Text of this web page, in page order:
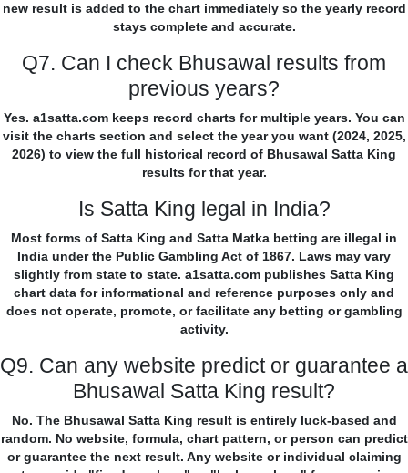
new result is added to the chart immediately so the yearly record
stays complete and accurate.
Q7. Can I check Bhusawal results from
previous years?
Yes. a1satta.com keeps record charts for multiple years. You can
visit the charts section and select the year you want (2024, 2025,
2026) to view the full historical record of Bhusawal Satta King
results for that year.
Is Satta King legal in India?
Most forms of Satta King and Satta Matka betting are illegal in
India under the Public Gambling Act of 1867. Laws may vary
slightly from state to state. a1satta.com publishes Satta King
chart data for informational and reference purposes only and
does not operate, promote, or facilitate any betting or gambling
activity.
Q9. Can any website predict or guarantee a
Bhusawal Satta King result?
No. The Bhusawal Satta King result is entirely luck-based and
random. No website, formula, chart pattern, or person can predict
or guarantee the next result. Any website or individual claiming